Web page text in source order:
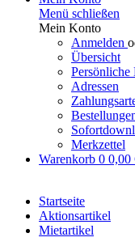
Menü schließen
Mein Konto
Anmelden
Übersicht
Persönliche
Adressen
Merkzettel
Warenkorb 0 0,00
Startseite
Aktionsartikel
Mietartikel